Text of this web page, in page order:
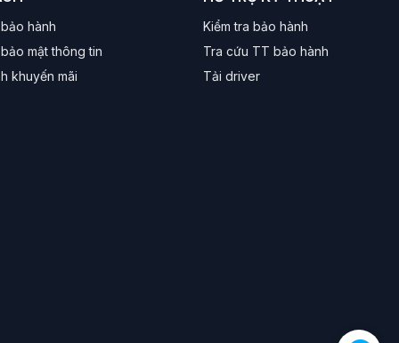
850W sở hữu linh kiện tụ điện cao cấp, bảo vệ toàn
khủng nhất hiện nay.
hành
mật thông tin
khuyến mãi
Kiểm tra bảo hành
Tra cứu TT bảo hành
Tải driver